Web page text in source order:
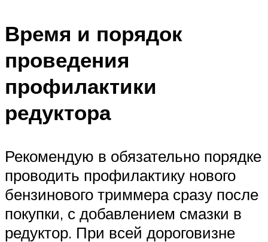
Время и порядок
проведения
профилактики
редуктора
Рекомендую в обязательно порядке
проводить профилактику нового
бензинового триммера сразу после
покупки, с добавлением смазки в
редуктор. При всей дороговизне